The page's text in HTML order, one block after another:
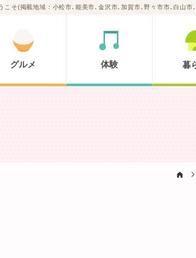
そ(掲載地域：小松市､能美市､金沢市､加賀市､野々市市､白山市
グルメ 体験 暮
A